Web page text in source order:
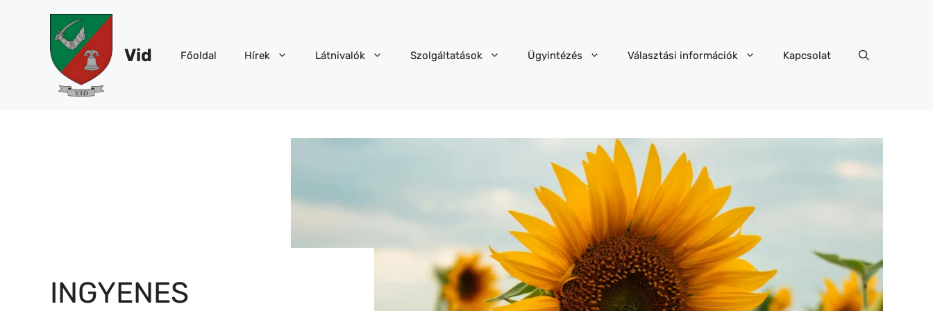
tartalomba
Vid Főoldal Hírek Látnivalók Szolgáltatások Ügyintézés Választási információk Kapcsolat
INGYENES